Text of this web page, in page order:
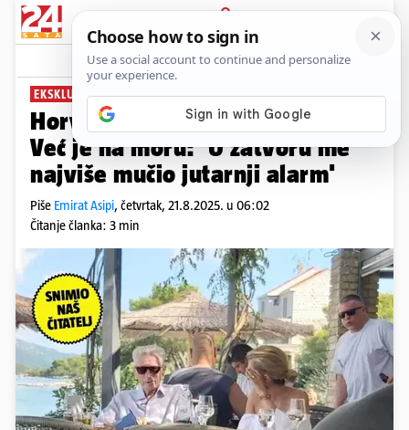
PRIJAVA
News Komentari
EKSKLUZIVNE FOTOGRAFIJE TAJKUNA
Horvatinčić na uvjetnoj slobodi.
Već je na moru: 'U zatvoru me
najviše mučio jutarnji alarm'
Piše Emirat Asipi, četvrtak, 21.8.2025. u 06:02
Čitanje članka: 3 min